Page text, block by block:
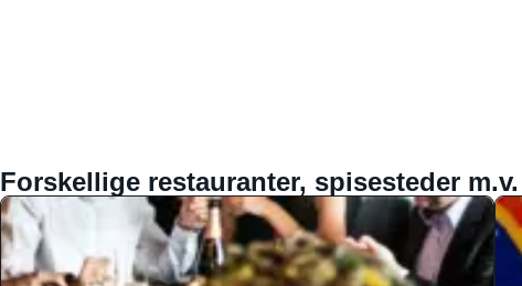
Forskellige restauranter, spisesteder m.v.